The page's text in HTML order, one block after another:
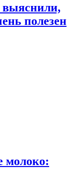
выяснили,
полезен
молоко: